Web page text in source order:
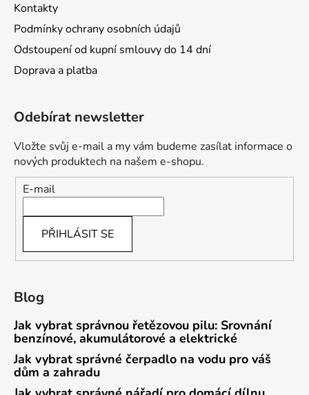
Kontakty
Podmínky ochrany osobních údajů
Odstoupení od kupní smlouvy do 14 dní
Doprava a platba
Odebírat newsletter
Vložte svůj e-mail a my vám budeme zasílat informace o
nových produktech na našem e-shopu.
E-mail
PŘIHLÁSIT SE
Blog
Jak vybrat správnou řetězovou pilu: Srovnání
benzínové, akumulátorové a elektrické
Jak vybrat správné čerpadlo na vodu pro váš
dům a zahradu